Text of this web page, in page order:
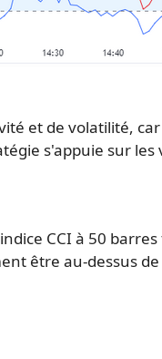
et de volatilité,
s'appuie sur
CCI à 50
être au-dessus